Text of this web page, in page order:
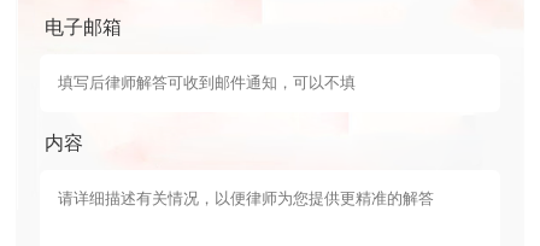
电子邮箱
内容